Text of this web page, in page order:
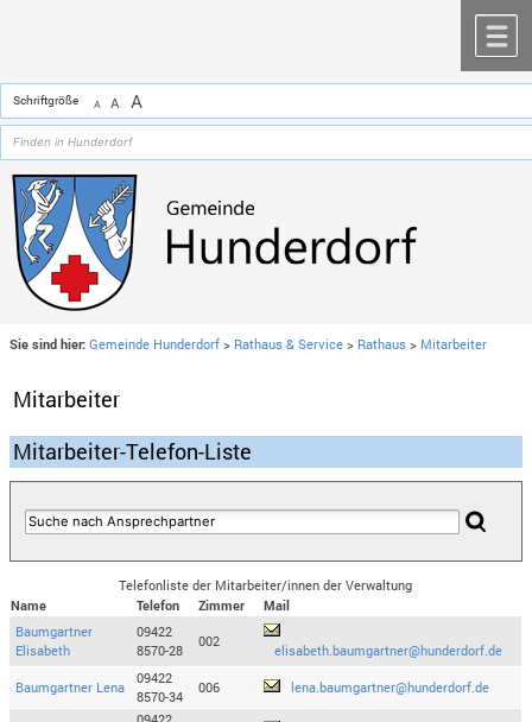
Schriftgröße A A A
Sie sind hier: Gemeinde Hunderdorf > Rathaus & Service > Rathaus > Mitarbeiter
Mitarbeiter
Mitarbeiter-Telefon-Liste
Telefonliste der Mitarbeiter/innen der Verwaltung
Name
Telefon Zimmer
Mail
Baumgartner
Elisabeth
09422
8570-28
002
elisabeth.baumgartner@hunderdorf.de
Baumgartner Lena
09422
8570-34
006 lena.baumgartner@hunderdorf.de